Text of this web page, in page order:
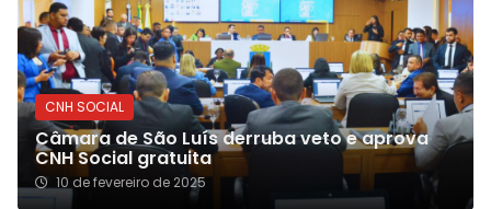
CNH SOCIAL
Câmara de São Luís derruba veto e aprova
CNH Social gratuita
10 de fevereiro de 2025